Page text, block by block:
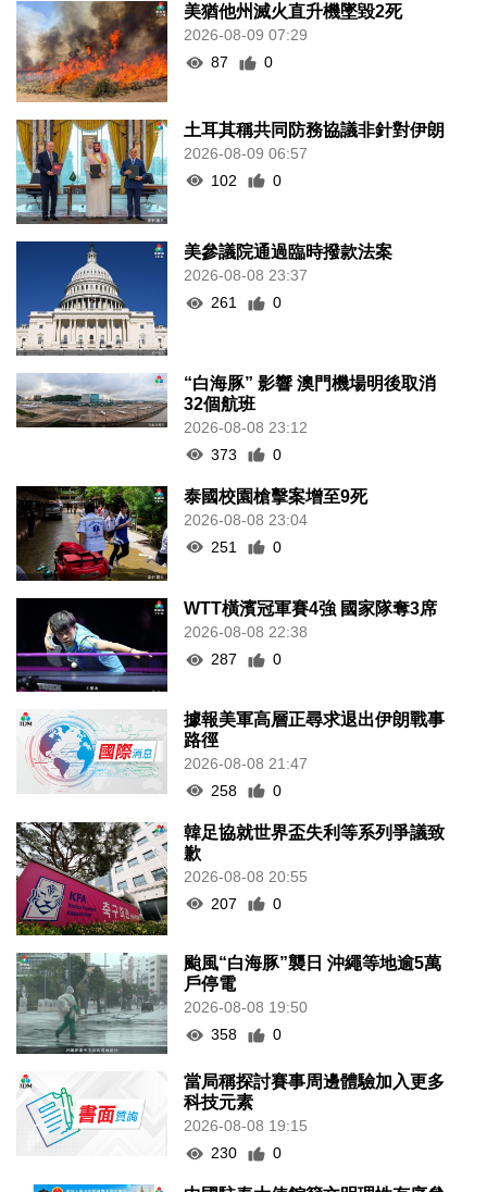
美猶他州滅火直升機墜毀2死
2026-08-09 07:29
87
0
土耳其稱共同防務協議非針對伊朗
2026-08-09 06:57
102
0
美參議院通過臨時撥款法案
2026-08-08 23:37
261
0
“白海豚” 影響 澳門機場明後取消
32個航班
2026-08-08 23:12
373
0
泰國校園槍擊案增至9死
2026-08-08 23:04
251
0
WTT橫濱冠軍賽4強 國家隊奪3席
2026-08-08 22:38
287
0
據報美軍高層正尋求退出伊朗戰事
路徑
2026-08-08 21:47
258
0
韓足協就世界盃失利等系列爭議致
歉
2026-08-08 20:55
207
0
颱風“白海豚”襲日 沖繩等地逾5萬
戶停電
2026-08-08 19:50
358
0
當局稱探討賽事周邊體驗加入更多
科技元素
2026-08-08 19:15
230
0